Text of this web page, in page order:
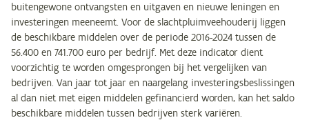
buitengewone ontvangsten en uitgaven en nieuwe leningen en
investeringen meeneemt. Voor de slachtpluimveehouderij liggen
de beschikbare middelen over de periode 2016-2024 tussen de
56.400 en 741.700 euro per bedrijf. Met deze indicator dient
voorzichtig te worden omgesprongen bij het vergelijken van
bedrijven. Van jaar tot jaar en naargelang investeringsbeslissingen
al dan niet met eigen middelen gefinancierd worden, kan het saldo
beschikbare middelen tussen bedrijven sterk variëren.